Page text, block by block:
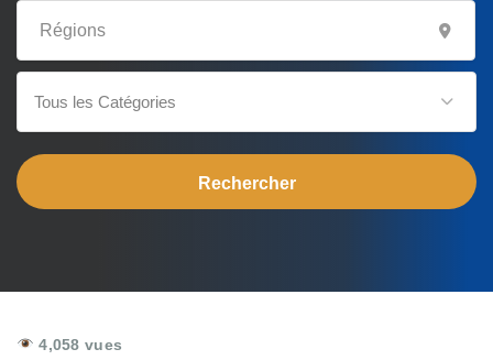
Tous les Catégories
4,058 vues